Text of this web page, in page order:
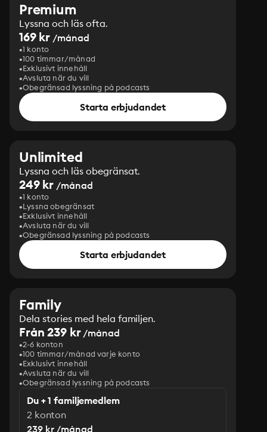
Premium
Lyssna och läs ofta.
169 kr /månad
1 konto
100 timmar/månad
Exklusivt innehåll
Avsluta när du vill
Obegränsad lyssning på podcasts
Starta erbjudandet
Unlimited
Lyssna och läs obegränsat.
249 kr /månad
1 konto
Lyssna obegränsat
Exklusivt innehåll
Avsluta när du vill
Obegränsad lyssning på podcasts
Starta erbjudandet
Family
Dela stories med hela familjen.
Från 239 kr/månad
2-6 konton
100 timmar/månad varje konto
Exklusivt innehåll
Avsluta när du vill
Obegränsad lyssning på podcasts
Du + 1 familjemedlem
2 konton
239 kr /månad